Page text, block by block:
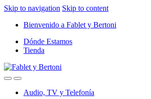
Skip to navigation Skip to content
Bienvenido a Fablet y Bertoni
Dónde Estamos
Tienda
Audio, TV y Telefonía